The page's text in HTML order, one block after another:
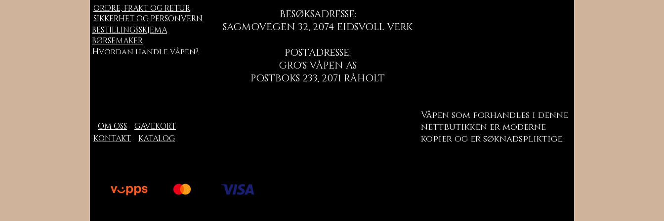
ORDRE, FRAKT OG RETUR
SIKKERHET OG PERSONVERN
BESTILLINGSSKJEMA
BØRSEMAKER
BESØKSADRESSE:
SAGMOVEGEN 32, 2074 EIDSVOLL VERK
POSTADRESSE:
GRO'S VÅPEN AS
POSTBOKS 233, 2071 RÅHOLT
Hvordan handle våpen?
OM OSS
GAVEKORT
KONTAKT
KATALOG
Våpen som forhandles i denne
nettbutikken er moderne
kopier og er søknadspliktige.